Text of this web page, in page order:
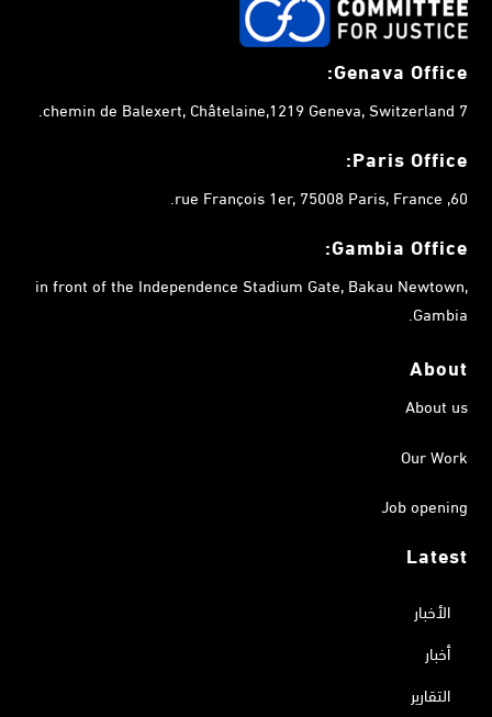
Genava Office:
7 chemin de Balexert, Châtelaine,1219 Geneva, Switzerland.
Paris Office:
60, rue François 1er, 75008 Paris, France.
Gambia Office:
in front of the Independence Stadium Gate, Bakau Newtown,
Gambia.
About
About us
Our Work
Job opening
Latest
الأخبار
أخبار
التقارير